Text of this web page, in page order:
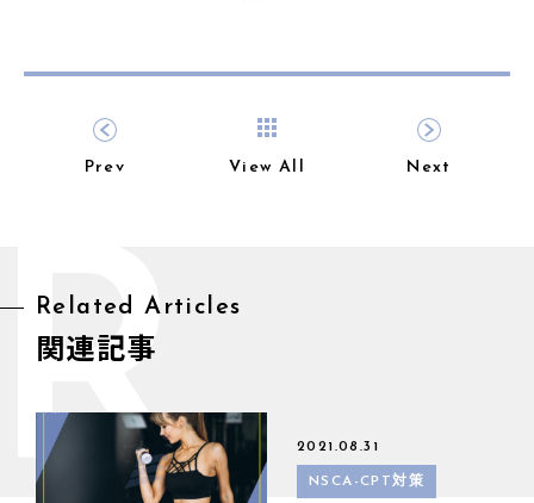
Prev View All Next
Related Articles
関連記事
2021.08.31
NSCA-CPT対策